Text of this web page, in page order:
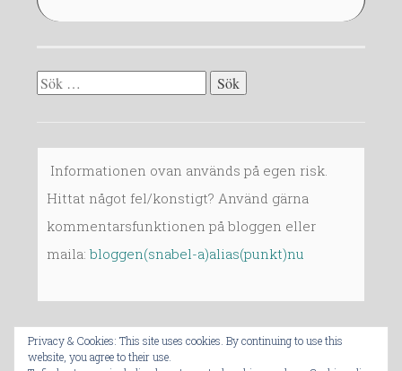
Sök
Informationen ovan används på egen risk.
Hittat något fel/konstigt? Använd gärna
kommentarsfunktionen på bloggen eller
maila: bloggen(snabel-a)alias(punkt)nu
Privacy & Cookies: This site uses cookies. By continuing to use this
website, you agree to their use.